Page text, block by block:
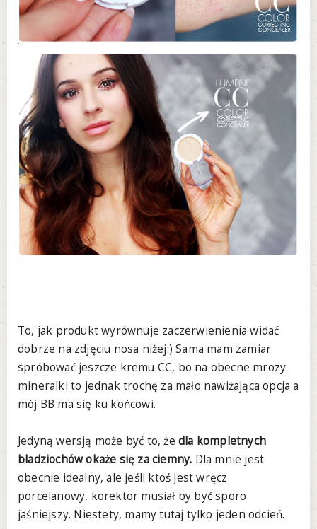
To, jak produkt wyrównuje zaczerwienienia widać
dobrze na zdjęciu nosa niżej:) Sama mam zamiar
spróbować jeszcze kremu CC, bo na obecne mrozy
mineralki to jednak trochę za mało nawiżająca opcja a
mój BB ma się ku końcowi.
Jedyną wersją może być to, że dla kompletnych
bladziochów okaże się za ciemny. Dla mnie jest
obecnie idealny, ale jeśli ktoś jest wręcz
porcelanowy, korektor musiał by być sporo
jaśniejszy. Niestety, mamy tutaj tylko jeden odcień.